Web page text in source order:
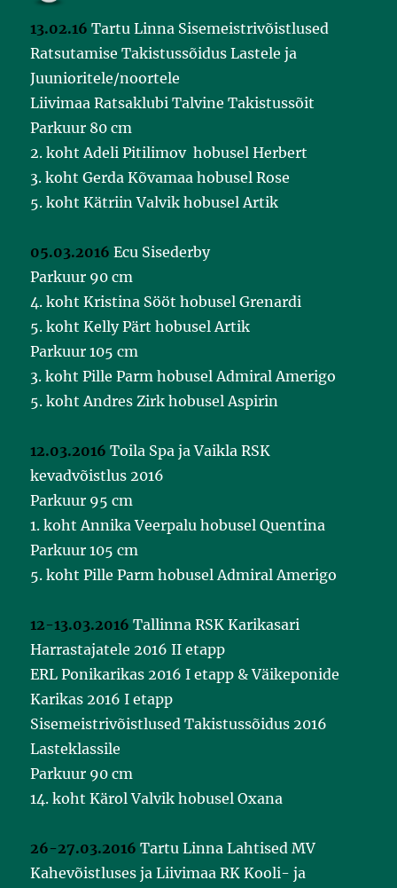
13.02.16 Tartu Linna Sisemeistrivõistlused
Ratsutamise Takistussõidus Lastele ja
Juunioritele/noortele
Liivimaa Ratsaklubi Talvine Takistussõit
Parkuur 80 cm
2. koht Adeli Pitilimov hobusel Herbert
3. koht Gerda Kõvamaa hobusel Rose
5. koht Kätriin Valvik hobusel Artik
05.03.2016 Ecu Sisederby
Parkuur 90 cm
4. koht Kristina Sööt hobusel Grenardi
5. koht Kelly Pärt hobusel Artik
Parkuur 105 cm
3. koht Pille Parm hobusel Admiral Amerigo
5. koht Andres Zirk hobusel Aspirin
12.03.2016 Toila Spa ja Vaikla RSK
kevadvõistlus 2016
Parkuur 95 cm
1. koht Annika Veerpalu hobusel Quentina
Parkuur 105 cm
5. koht Pille Parm hobusel Admiral Amerigo
12-13.03.2016 Tallinna RSK Karikasari
Harrastajatele 2016 II etapp
ERL Ponikarikas 2016 I etapp & Väikeponide
Karikas 2016 I etapp
Sisemeistrivõistlused Takistussõidus 2016
Lasteklassile
Parkuur 90 cm
14. koht Kärol Valvik hobusel Oxana
26-27.03.2016 Tartu Linna Lahtised MV
Kahevõistluses ja Liivimaa RK Kooli- ja